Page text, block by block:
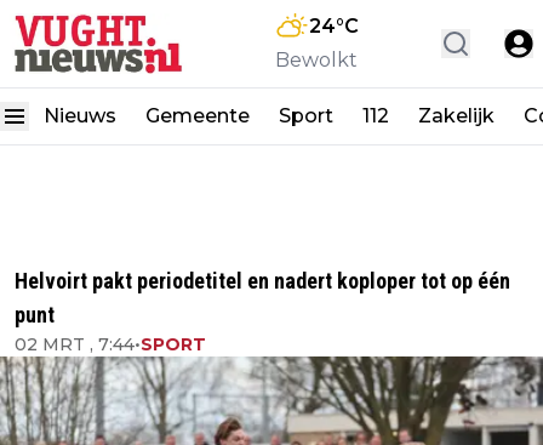
24°C
Bewolkt
Nieuws Gemeente Sport 112 Zakelijk
Helvoirt pakt periodetitel en nadert koploper tot op één
punt
02 MRT , 7:44•SPORT